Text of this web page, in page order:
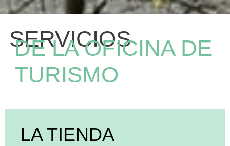
SERVICIOS
DE LA OFICINA DE
TURISMO
LA TIENDA